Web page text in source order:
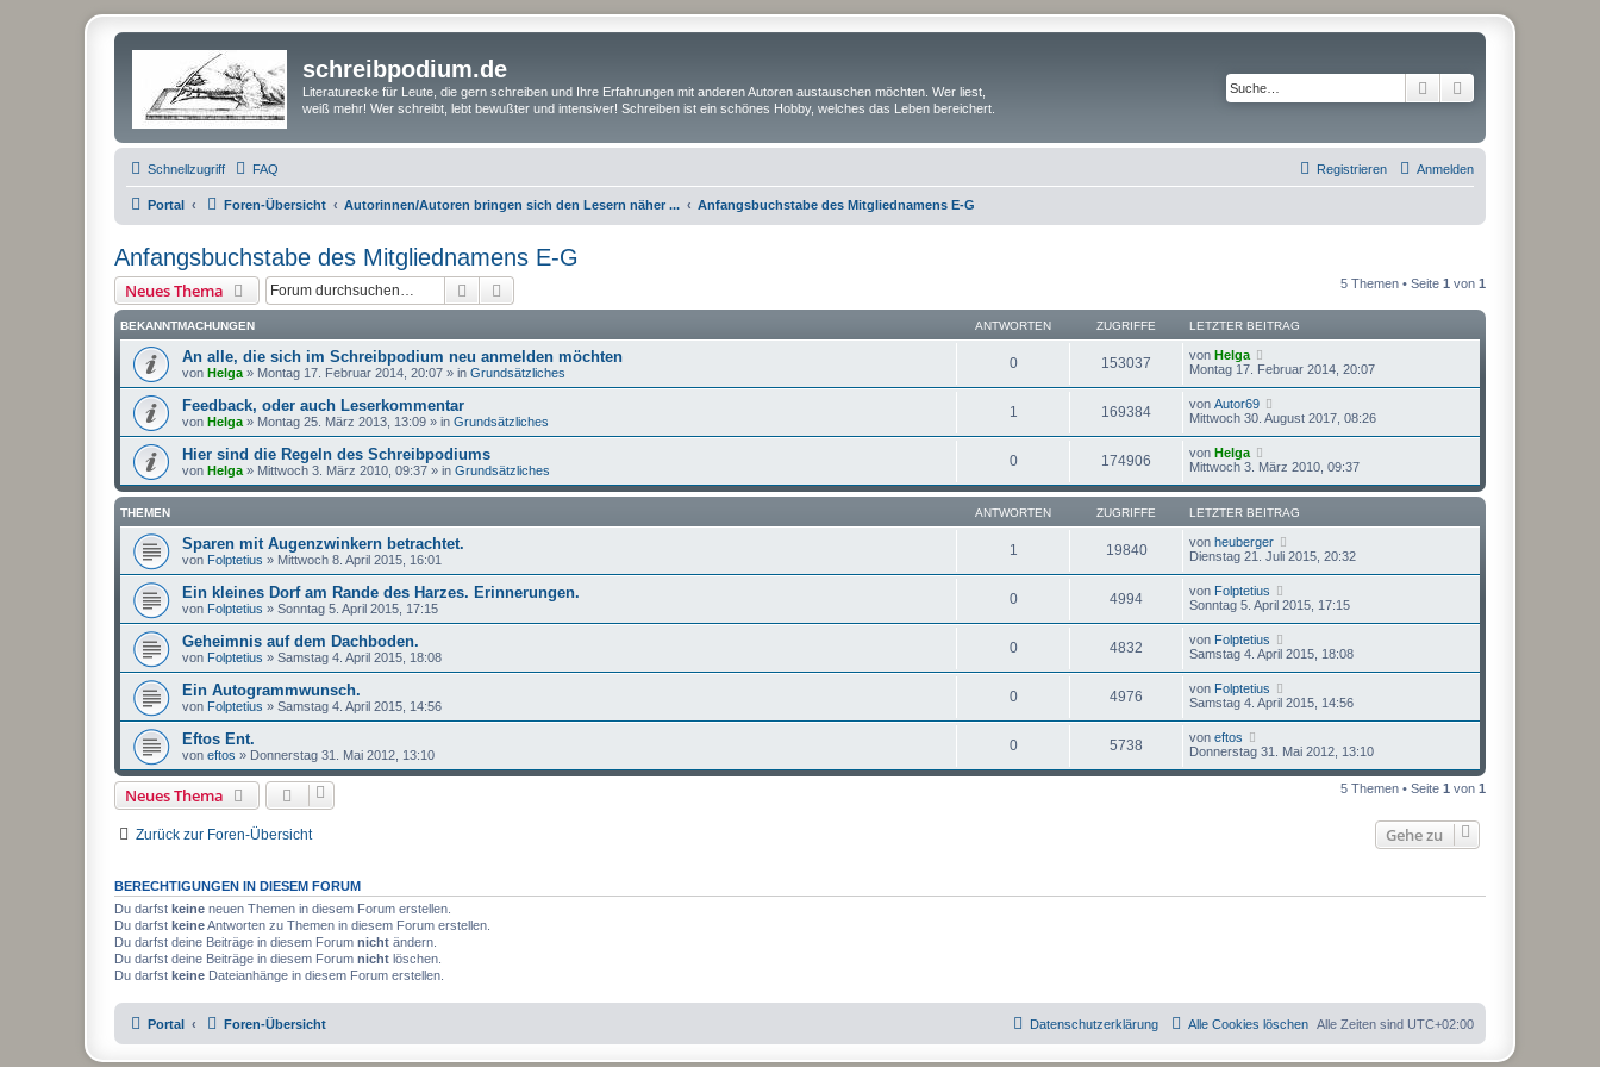
schreibpodium.de
Literaturecke für Leute, die gern schreiben und Ihre Erfahrungen mit anderen Autoren austauschen möchten. Wer liest,
weiß mehr! Wer schreibt, lebt bewußter und intensiver! Schreiben ist ein schönes Hobby, welches das Leben bereichert.
Suche
Schnellzugriff FAQ Anmelden
Registrieren
Portal Foren-Übersicht Autorinnen/Autoren bringen sich den Lesern näher ... Anfangsbuchstabe des Mitgliednamens E-G
Anfangsbuchstabe des Mitgliednamens E-G
Neues Thema Suche 5 Themen • Seite 1 von 1
BEKANNTMACHUNGEN ANTWORTEN ZUGRIFFE LETZTER BEITRAG
An alle, die sich im Schreibpodium neu anmelden möchten
von Helga » Montag 17. Februar 2014, 20:07 » in Grundsätzliches
0 153037 von Helga
Montag 17. Februar 2014, 20:07
Feedback, oder auch Leserkommentar
von Helga » Montag 25. März 2013, 13:09 » in Grundsätzliches
1 169384 von Autor69
Mittwoch 30. August 2017, 08:26
Hier sind die Regeln des Schreibpodiums
von Helga » Mittwoch 3. März 2010, 09:37 » in Grundsätzliches
0 174906 von Helga
Mittwoch 3. März 2010, 09:37
THEMEN ANTWORTEN ZUGRIFFE LETZTER BEITRAG
Sparen mit Augenzwinkern betrachtet.
von Folptetius » Mittwoch 8. April 2015, 16:01
1 19840 von heuberger
Dienstag 21. Juli 2015, 20:32
Ein kleines Dorf am Rande des Harzes. Erinnerungen.
von Folptetius » Sonntag 5. April 2015, 17:15
0 4994 von Folptetius
Sonntag 5. April 2015, 17:15
Geheimnis auf dem Dachboden.
von Folptetius » Samstag 4. April 2015, 18:08
0 4832 von Folptetius
Samstag 4. April 2015, 18:08
Ein Autogrammwunsch.
von Folptetius » Samstag 4. April 2015, 14:56
0 4976 von Folptetius
Samstag 4. April 2015, 14:56
Eftos Ent.
von eftos » Donnerstag 31. Mai 2012, 13:10
0 5738 von eftos
Donnerstag 31. Mai 2012, 13:10
Neues Thema 5 Themen • Seite 1 von 1
Zurück zur Foren-Übersicht Gehe zu
BERECHTIGUNGEN IN DIESEM FORUM
Du darfst keine neuen Themen in diesem Forum erstellen.
Du darfst keineAntworten zu Themen in diesem Forum erstellen.
Du darfst deine Beiträge in diesem Forum nicht ändern.
Du darfst deine Beiträge in diesem Forum nicht löschen.
Du darfst keine Dateianhänge in diesem Forum erstellen.
Portal Foren-Übersicht Alle Zeiten sind UTC+02:00
Alle Cookies löschen
Datenschutzerklärung